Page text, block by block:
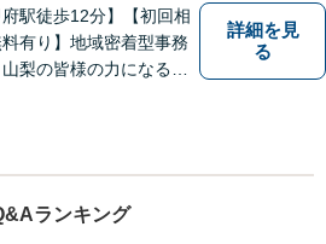
ス利用可】
府駅徒歩12分】【初回相
有り】地域密着型事務
梨の皆様の力になるべ
もご相談ください。将
見据えた適切なソリュー
をご提案いたします。
詳細を見
る
ランキング